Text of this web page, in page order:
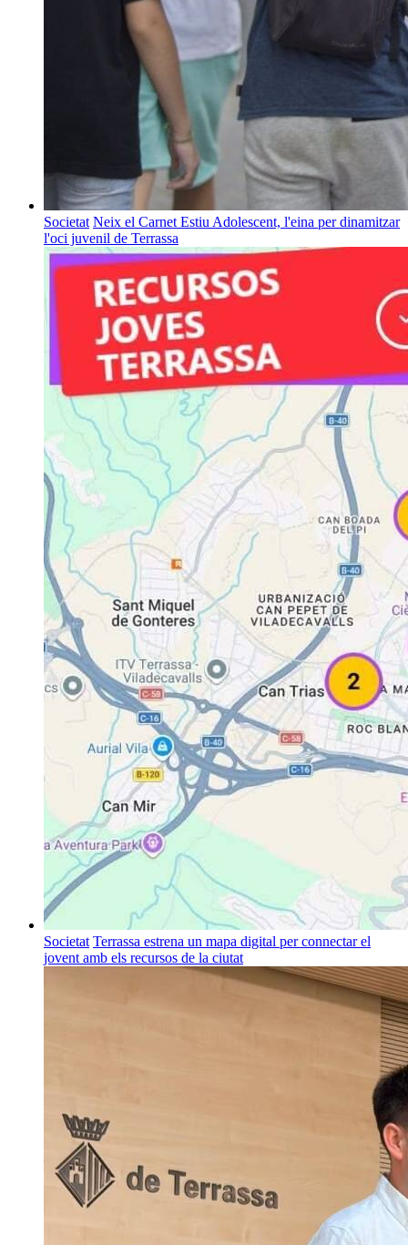
Societat Neix el Carnet Estiu Adolescent, l'eina per dinamitzar
l'oci juvenil de Terrassa
Societat Terrassa estrena un mapa digital per connectar el
jovent amb els recursos de la ciutat